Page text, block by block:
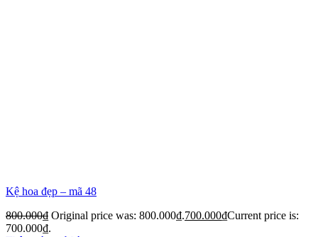
Kệ hoa đẹp – mã 48
800.000₫ Original price was: 800.000₫.700.000₫Current price is:
700.000₫.